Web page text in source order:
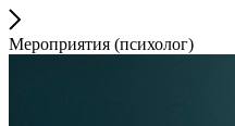
Мероприятия (психолог)